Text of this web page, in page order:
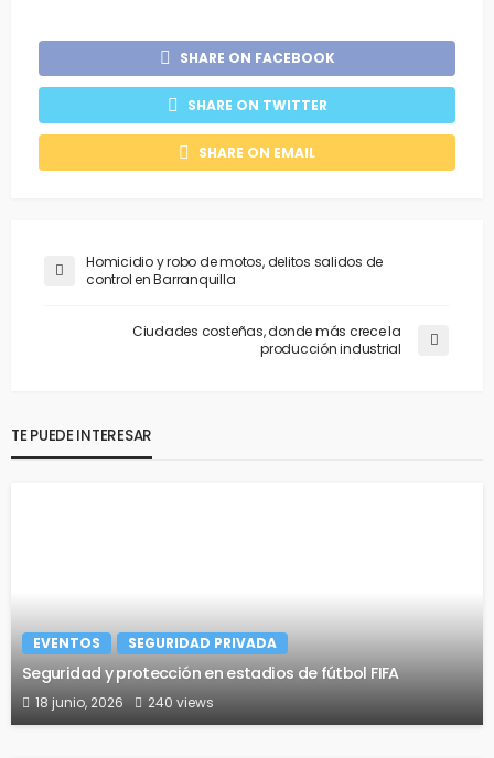
SHARE ON FACEBOOK
SHARE ON TWITTER
SHARE ON EMAIL
Homicidio y robo de motos, delitos salidos de
control en Barranquilla
Ciudades costeñas, donde más crece la
producción industrial
TE PUEDE INTERESAR
EVENTOS SEGURIDAD PRIVADA
Seguridad y protección en estadios de fútbol FIFA
18 junio, 2026 240 views